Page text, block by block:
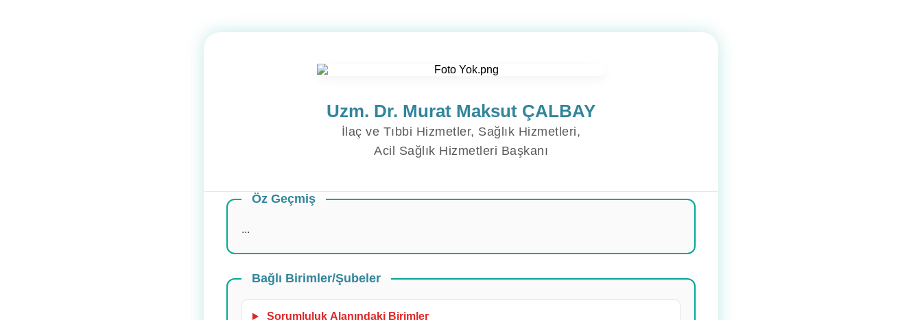
Uzm. Dr. Murat Maksut ÇALBAY
İlaç ve Tıbbi Hizmetler, Sağlık Hizmetleri,
Acil Sağlık Hizmetleri Başkanı
Öz Geçmiş
...
Bağlı Birimler/Şubeler
Sorumluluk Alanındaki Birimler